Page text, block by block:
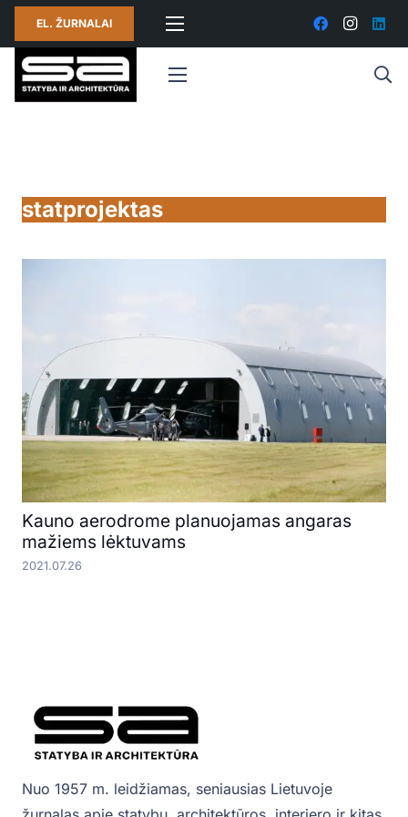
EL. ŽURNALAI
statprojektas
Kauno aerodrome planuojamas angaras
mažiems lėktuvams
2021.07.26
Nuo 1957 m. leidžiamas, seniausias Lietuvoje